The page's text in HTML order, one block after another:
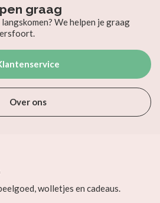
graag
We helpen je graag
Over ons
wolletjes en cadeaus.